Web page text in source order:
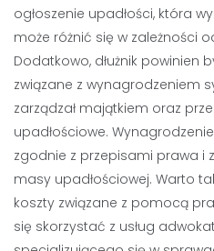
ogłoszenie upadłości, która
może różnić się w zależności
Dodatkowo, dłużnik powinien
związane z wynagrodzeniem
zarządzał majątkiem oraz
upadłościowe.
zgodnie z przepisami prawa i
masy upadłościowej. Warto
koszty związane z pomocą
się skorzystać z usług